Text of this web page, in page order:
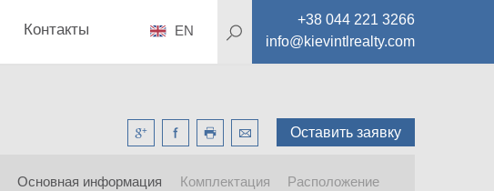
Контакты
+38 044 221 3266
info@kievintlrealty.com
EN
Оставить заявку
Основная информация Комплектация Расположение